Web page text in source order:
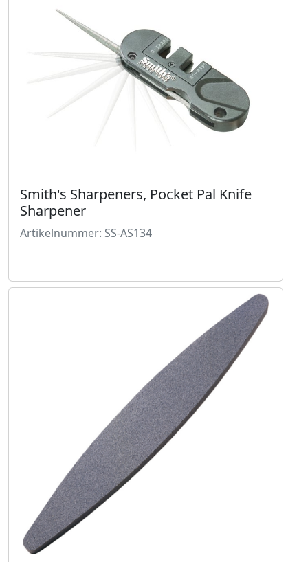
Smith's Sharpeners, Pocket Pal Knife
Sharpener
Artikelnummer: SS-AS134